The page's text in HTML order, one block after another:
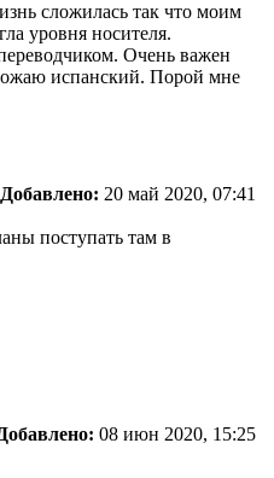
сложилась так что моим
уровня носителя.
Очень важен
испанский. Порой мне
Добавлено: 20 май 2020, 07:41
поступать там в
08 июн 2020, 15:25